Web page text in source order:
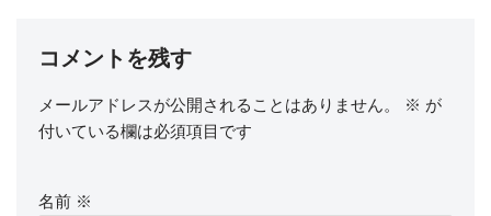
コメントを残す
メールアドレスが公開されることはありません。 ※ が
付いている欄は必須項目です
名前 ※